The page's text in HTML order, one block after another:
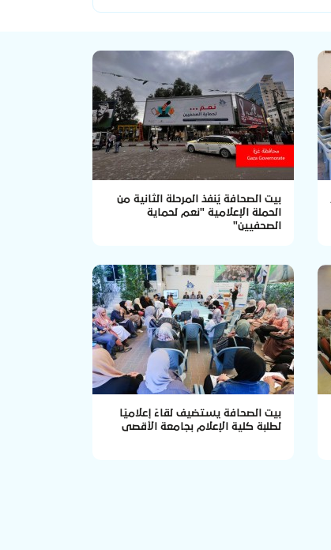
بيت الصحافة يُنفذ المرحلة الثانية من
الحملة الإعلامية "نعم لحماية
الصحفيين"
بيت الصحافة يستضيف لقاءً إعلاميًا
لطلبة كلية الإعلام بجامعة الأقصى